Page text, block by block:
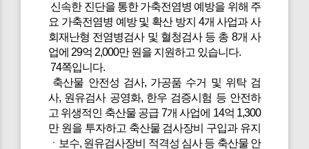
신속한 진단을 통한 가축전염병 예방을 위해 주
요 가축전염병 예방 및 확산 방지 4개 사업과 사
회재난형 전염병검사 및 혈청검사 등 총 8개 사
업에 29억 2,000만 원을 지원하고 있습니다.
74쪽입니다.
축산물 안전성 검사, 가공품 수거 및 위탁 검
사, 원유검사 공영화, 한우 검증시험 등 안전하
고 위생적인 축산물 공급 7개 사업에 14억 1,300
만 원을 투자하고 축산물 검사장비 구입과 유지
ㆍ보수, 원유검사장비 적격성 심사 등 축산물 안